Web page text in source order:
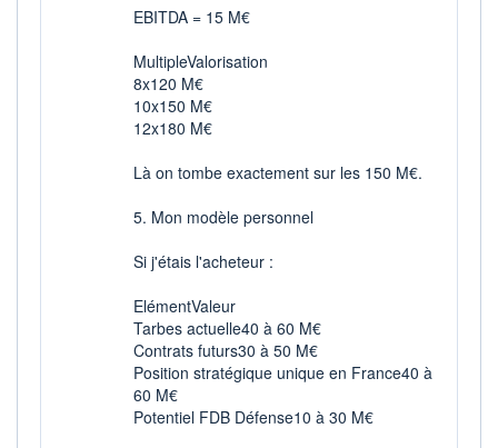
EBITDA = 15 M€
MultipleValorisation
8x120 M€
10x150 M€
12x180 M€
Là on tombe exactement sur les 150 M€.
5. Mon modèle personnel
Si j'étais l'acheteur :
ElémentValeur
Tarbes actuelle40 à 60 M€
Contrats futurs30 à 50 M€
Position stratégique unique en France40 à
60 M€
Potentiel FDB Défense10 à 30 M€